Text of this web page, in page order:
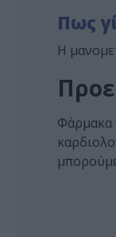
Πως
Η
Φάρμακα